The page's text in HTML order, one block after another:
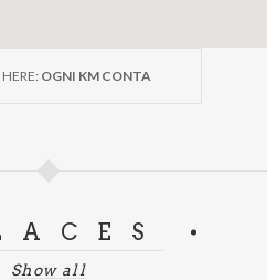
OGNI KM CONTA
Show all